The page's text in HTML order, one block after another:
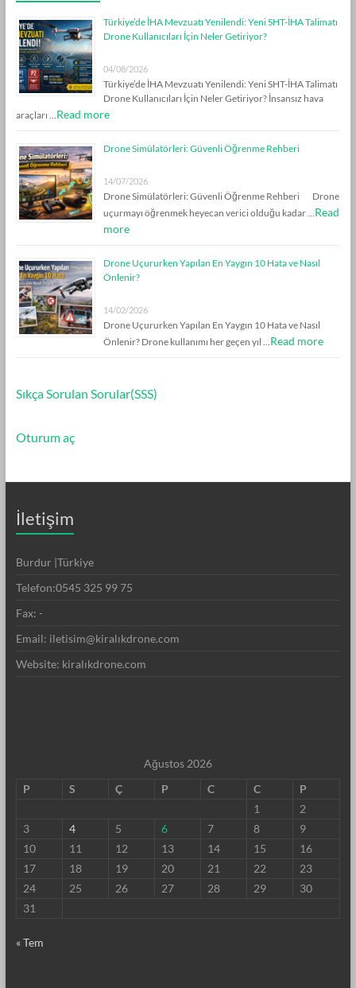
Türkiye’de İHA Mevzuatı Yenilendi: Yeni SHT-İHA Talimatı
Drone Kullanıcıları İçin Neler Getiriyor?
04/08/2026
Türkiye’de İHA Mevzuatı Yenilendi: Yeni SHT-İHA Talimatı
Drone Kullanıcıları İçin Neler Getiriyor? İnsansız hava
araçları …Read more
Drone Simülatörleri: Güvenli Öğrenme Rehberi
14/07/2026
Drone Simülatörleri: Güvenli Öğrenme Rehberi Drone
uçurmayı öğrenmek heyecan verici olduğu kadar …Read
more
Drone Uçururken Yapılan En Yaygın 10 Hata ve Nasıl
Önlenir?
14/02/2026
Drone Uçururken Yapılan En Yaygın 10 Hata ve Nasıl
Önlenir? Drone kullanımı her geçen yıl …Read more
Sıkça Sorulan Sorular(SSS)
Oturum aç
İletişim
Burdur |Türkiye
Telefon:0545 325 99 75
Fax: -
Email: iletisim@kiralıkdrone.com
Website: kiralıkdrone.com
Ağustos 2026
P
S Ç P C C
P
1
2
3
4 5 6 7 8
9
10
11 12 13 14 15
16
17
18 19 20 21 22
23
24
25 26 27 28 29
30
31
« Tem